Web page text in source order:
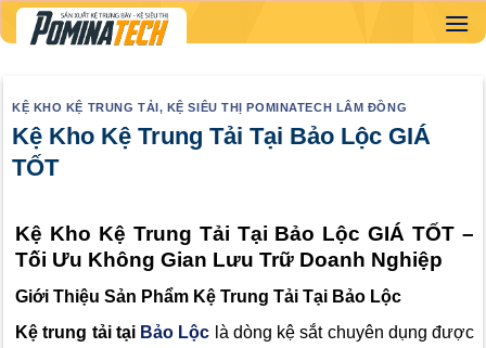
Skip
to
KỆ KHO KỆ TRUNG TẢI, KỆ SIÊU THỊ POMINATECH LÂM ĐỒNG
Kệ Kho Kệ Trung Tải Tại Bảo Lộc GIÁ
TỐT
Kệ Kho Kệ Trung Tải Tại Bảo Lộc GIÁ TỐT –
Tối Ưu Không Gian Lưu Trữ Doanh Nghiệp
Giới Thiệu Sản Phẩm Kệ Trung Tải Tại Bảo Lộc
Kệ trung tải tại Bảo Lộc là dòng kệ sắt chuyên dụng được